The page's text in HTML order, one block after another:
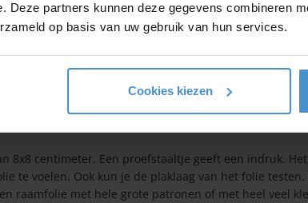
Deze partners kunnen deze gegevens combineren
op basis van uw gebruik van hun services.
Cookies kiezen
dus een klein stukje anti inkijk folie nodig, dan ben je
onnodige kosten!
van de rol op maat gesneden. Retourneren is
goed mogelijk met de werkelijkheid te laten
ziet.Twijfel je over de kleur of wil je weten of het
dan eerst een proefstaaltje aan! Dit voorkomt
8x8 centimeter. Een proefstaaltje geeft een indruk.
te voelen. Ook kun je de plaklaag van het folie
raamfolie met hele grote patronen of met heel veel